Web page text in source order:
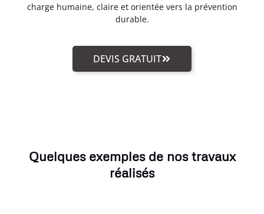
charge humaine, claire et orientée vers la prévention
durable.
DEVIS GRATUIT
Quelques exemples de nos travaux
réalisés